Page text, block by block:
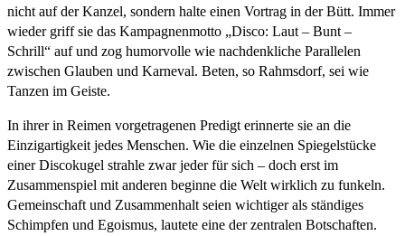
nicht auf der Kanzel, sondern halte einen Vortrag in der Bütt. Immer
wieder griff sie das Kampagnenmotto „Disco: Laut – Bunt –
Schrill“ auf und zog humorvolle wie nachdenkliche Parallelen
zwischen Glauben und Karneval. Beten, so Rahmsdorf, sei wie
Tanzen im Geiste.
In ihrer in Reimen vorgetragenen Predigt erinnerte sie an die
Einzigartigkeit jedes Menschen. Wie die einzelnen Spiegelstücke
einer Discokugel strahle zwar jeder für sich – doch erst im
Zusammenspiel mit anderen beginne die Welt wirklich zu funkeln.
Gemeinschaft und Zusammenhalt seien wichtiger als ständiges
Schimpfen und Egoismus, lautete eine der zentralen Botschaften.